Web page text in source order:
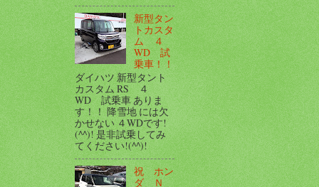
新型タン
トカスタ
ム ４
WD 試
乗車！！
ダイハツ 新型タント
カスタム RS ４
WD 試乗車 ありま
す！！ 降雪地 には欠
かせない ４WDです!
(^^)! 是非試乗してみ
てください!(^^)!
祝 ホン
ダ Ｎ